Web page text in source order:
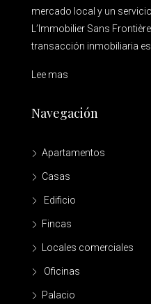
mercado local y un
L’Immobilier Sans
transacción inmobiliaria es
Lee mas
Navegación
Apartamentos
Casas
Edificio
Fincas
Locales comerciales
Oficinas
Palacio